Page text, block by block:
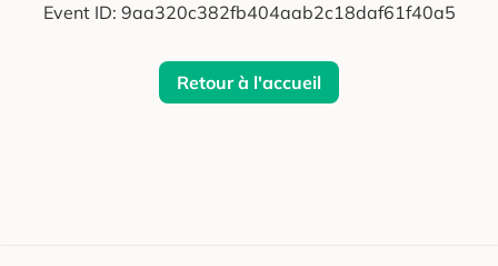
Event ID: 9aa320c382fb404aab2c18daf61f40a5
Retour à l'accueil